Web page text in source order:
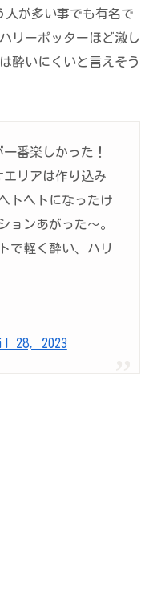
人が多い事でも有名で
リーポッターほど激し
酔いにくいと言えそう
番楽しかった！
リアは作り込み
トヘトになったけ
ョンあがった〜。
で軽く酔い、ハリ
28, 2023